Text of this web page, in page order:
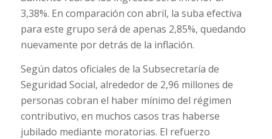
3,38%. En comparación con abril, la suba efectiva
para este grupo será de apenas 2,85%, quedando
nuevamente por detrás de la inflación.
Según datos oficiales de la Subsecretaría de
Seguridad Social, alrededor de 2,96 millones de
personas cobran el haber mínimo del régimen
contributivo, en muchos casos tras haberse
jubilado mediante moratorias. El refuerzo